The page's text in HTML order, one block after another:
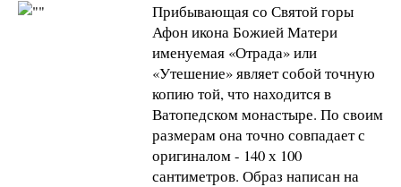
Прибывающая со Святой горы
Афон икона Божией Матери
именуемая «Отрада» или
«Утешение» являет собой точную
копию той, что находится в
Ватопедском монастыре. По своим
размерам она точно совпадает с
оригиналом - 140 х 100
сантиметров. Образ написан на